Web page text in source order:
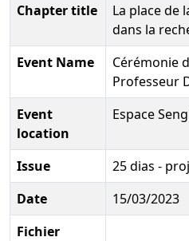
Chapter title
La place de
dans la
Event Name
Cérémonie
Professeur
Event
location
Espace
Issue
25 dias -
Date
15/03/2023
Fichier